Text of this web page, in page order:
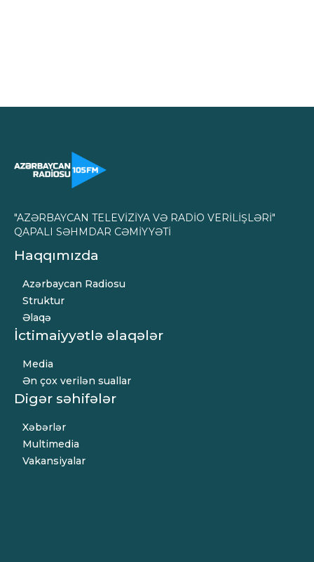
"AZƏRBAYCAN TELEVİZİYA VƏ RADİO VERİLİŞLƏRİ"
QAPALI SƏHMDAR CƏMİYYƏTİ
Haqqımızda
Azərbaycan Radiosu
Struktur
Əlaqə
İctimaiyyətlə əlaqələr
Media
Ən çox verilən suallar
Digər səhifələr
Xəbərlər
Multimedia
Vakansiyalar